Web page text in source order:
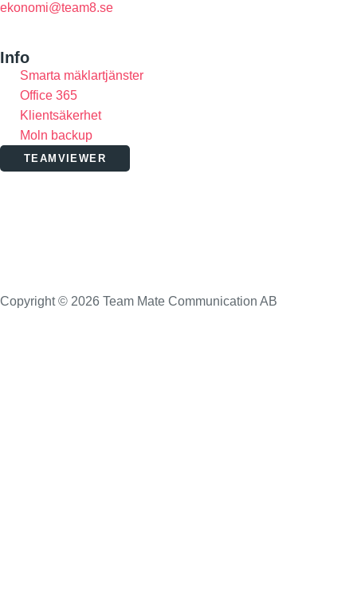
ekonomi@team8.se
Info
Smarta mäklartjänster
Office 365
Klientsäkerhet
Moln backup
TEAMVIEWER
Copyright © 2026 Team Mate Communication AB